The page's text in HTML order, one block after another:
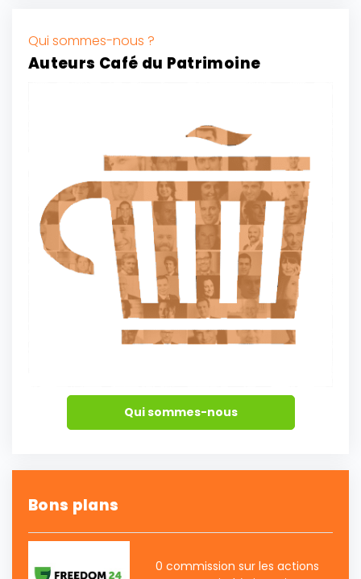
Qui sommes-nous ?
Auteurs Café du Patrimoine
Qui sommes-nous
Bons plans
0 commission sur les actions